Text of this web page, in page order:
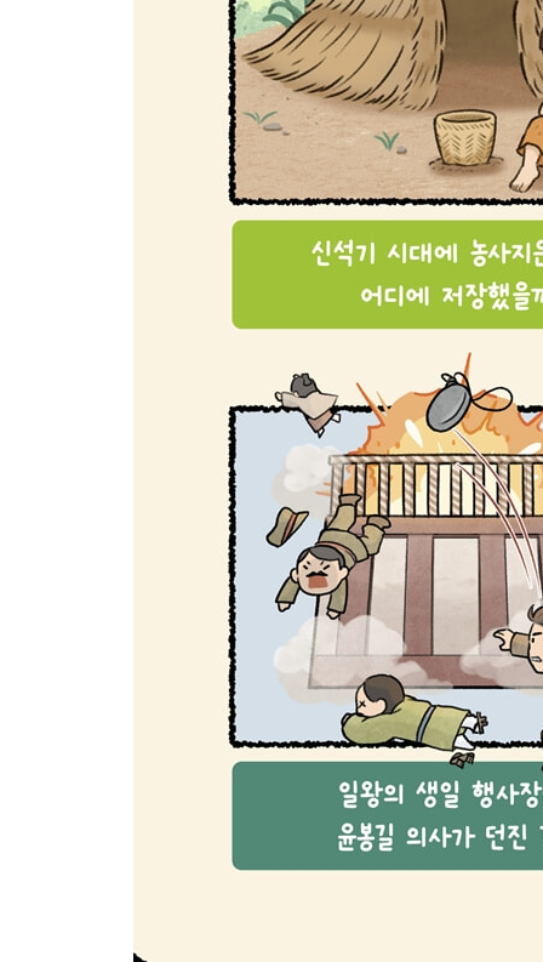
대한민국의 발전
광복의 기쁜 소식을 전국에 가장 먼저 알린 통신
무고한 주민들이 커다란 희생을 치러야 했던 제주
북한의 남침으로 발발한 한국 전쟁은 언제 일어났
이승만 대통령이 하야하는 결과를 만든 민주화 운
한국 전쟁 이후 우리나라가 이룬 놀라운 경제 성장
자신의 몸에 불을 붙이며 “근로 기준법을 준수하
5 · 18 민주화 운동이 일어났던 곳은 어디일까요?
6월 민주 항쟁의 결과로 국민들이 얻은 권리는 무
남한과 북한의 최고 지도자들이 만나는 회담을 무
1988년과 2018년에 공통으로 있었던 일은 무엇일
1997년 발생한 경제 위기를 이겨 내기 위해 전 국
일본군 ‘위안부’ 피해자들의 명예와 인권 회복을
대통령은 잘못을 저질러도 처벌받지 않을까요?
전 세계 사람들이 즐겨 듣고 사랑하는 우리나라의
도전! 한국사 골든벨